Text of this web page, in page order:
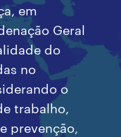
em
Geral
do
no
o
trabalho,
prevenção,